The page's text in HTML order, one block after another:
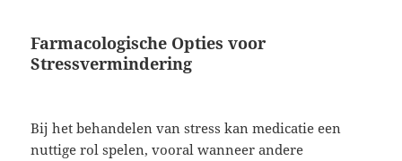
Farmacologische Opties voor
Stressvermindering
Bij het behandelen van stress kan medicatie een
nuttige rol spelen, vooral wanneer andere